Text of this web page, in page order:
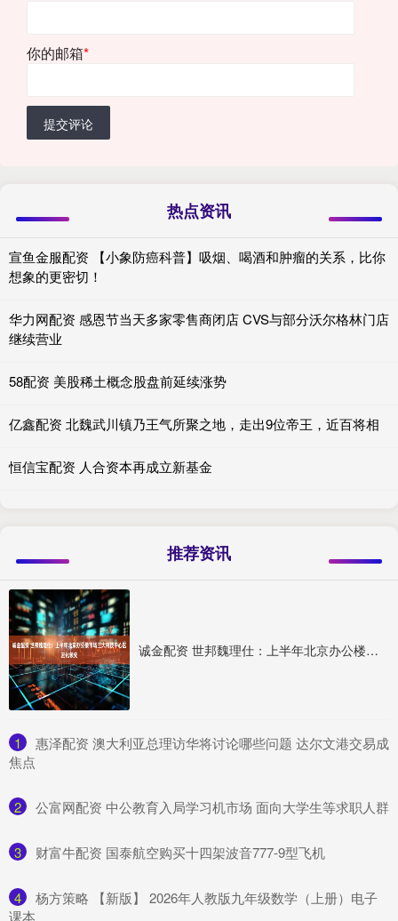
你的邮箱*
提交评论
热点资讯
宣鱼金服配资 【小象防癌科普】吸烟、喝酒和肿瘤的关系，比你
想象的更密切！
华力网配资 感恩节当天多家零售商闭店 CVS与部分沃尔格林门店
继续营业
58配资 美股稀土概念股盘前延续涨势
亿鑫配资 北魏武川镇乃王气所聚之地，走出9位帝王，近百将相
恒信宝配资 人合资本再成立新基金
推荐资讯
诚金配资 世邦魏理仕：上半年北京办公楼市场三大科技中心区去化领先
1
​惠泽配资 澳大利亚总理访华将讨论哪些问题 达尔文港交易成
焦点
2 ​公富网配资 中公教育入局学习机市场 面向大学生等求职人群
3 ​财富牛配资 国泰航空购买十四架波音777-9型飞机
4
​杨方策略 【新版】 2026年人教版九年级数学（上册）电子
课本